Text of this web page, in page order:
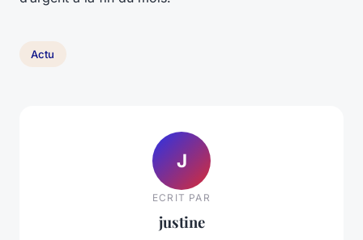
Actu
J
ECRIT PAR
justine